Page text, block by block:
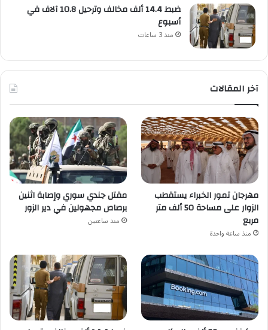
ضبط 14.4 ألف مخالف وترحيل 10.8 آلاف في
أسبوع
منذ 3 ساعات
آخر المقالات
مهرجان تمور الخبراء يستقطب
الزوار على مساحة 50 ألف متر
مربع
منذ ساعة واحدة
مقتل جندي سوري وإصابة اثنين
برصاص مجهولين في دير الزور
منذ ساعتين